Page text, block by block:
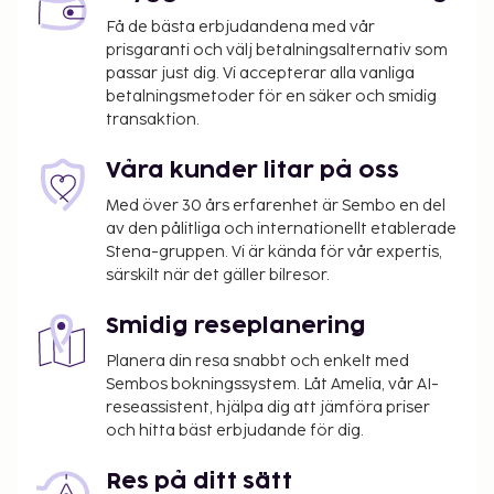
Här har du tillgång till bland annat inomhuspool,
bubbelpool och bastu. Boendet har även gratis wi-
fi, conciergetjänster och en frisersalong. Detta
lägenhetshotell har 4 restauranger med bra mat om
rumsservice (under begränsade tider). På deras kafé
serveras enklare måltider.Släck törsten med din
favoritdrink i boendets bar. Kontinental frukost
serveras dagligen mot en avgift från 09.00 till 12.00.
Du kommer att ombes att betala följande avgifter
skatter:
Deposition: PLN 300.00 per vistelse
Stadsskatt: 3.46 PLN per person per natt
Avgift för städning: 270 PLN per boende och
per vistelse
Vi har listat alla tilläggsavgifter som boendet har
Få de bästa erbjudandena med vår
prisgaranti och välj betalningsalternativ som
passar just dig. Vi accepterar alla vanliga
betalningsmetoder för en säker och smidig
transaktion.
Våra kunder litar på oss
Med över 30 års erfarenhet är Sembo en del
av den pålitliga och internationellt etablerade
Stena-gruppen. Vi är kända för vår expertis,
särskilt när det gäller bilresor.
Smidig reseplanering
Planera din resa snabbt och enkelt med
Sembos bokningssystem. Låt Amelia, vår AI-
reseassistent, hjälpa dig att jämföra priser
och hitta bäst erbjudande för dig.
Res på ditt sätt